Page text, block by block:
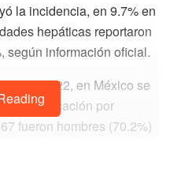
la incidencia, en 9.7% en
hepáticas reportaron
según información oficial.
del 2022, en México se
de intoxicación por
fueron hombres (70.2%)